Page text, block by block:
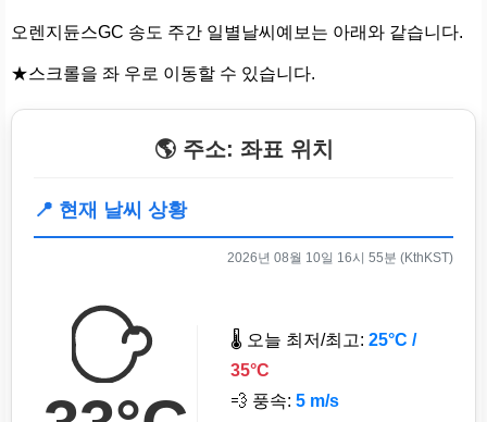
오렌지듄스GC 송도 주간 일별날씨예보는 아래와 같습니다.
★스크롤을 좌 우로 이동할 수 있습니다.
🌎 주소: 좌표 위치
📍 현재 날씨 상황
2026년 08월 10일 16시 55분 (KthKST)
🌡️ 오늘 최저/최고: 25°C /
35°C
💨 풍속: 5 m/s